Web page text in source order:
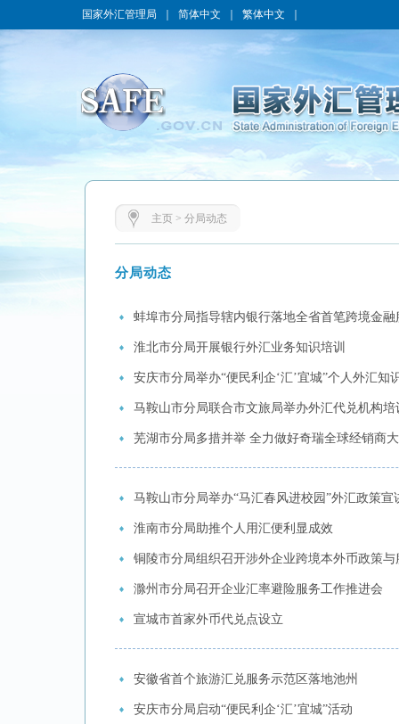
国家外汇管理局 简体中文 繁体中文
主页> 分局动态
分局动态
蚌埠市分局指导辖内银行落地全省首笔跨境金
淮北市分局开展银行外汇业务知识培训
安庆市分局举办“便民利企‘汇’宜城”个人外汇知
马鞍山市分局联合市文旅局举办外汇代兑机构培
芜湖市分局多措并举 全力做好奇瑞全球经销商
马鞍山市分局举办“马汇春风进校园”外汇政策宣
淮南市分局助推个人用汇便利显成效
铜陵市分局组织召开涉外企业跨境本外币政策
滁州市分局召开企业汇率避险服务工作推进会
宣城市首家外币代兑点设立
安徽省首个旅游汇兑服务示范区落地池州
安庆市分局启动“便民利企‘汇’宜城”活动